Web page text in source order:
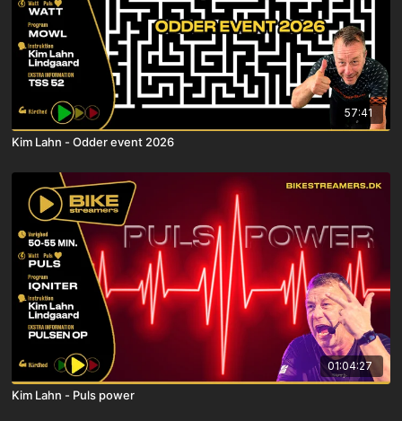
57:41
Kim Lahn - Odder event 2026
01:04:27
Kim Lahn - Puls power